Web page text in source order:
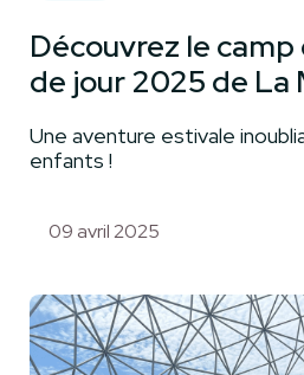
Découvrez le camp
de jour 2025 de La
Une aventure estivale
enfants !
09 avril 2025